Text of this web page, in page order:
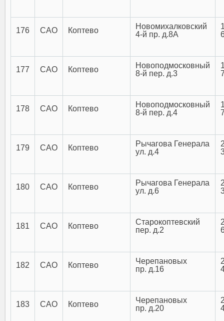
176 САО Коптево
Новомихалковский
4-й пр. д.8А
177 САО Коптево
Новоподмосковный
8-й пер. д.3
178 САО Коптево
Новоподмосковный
8-й пер. д.4
179 САО Коптево
Рычагова Генерала
ул. д.4
180 САО Коптево
Рычагова Генерала
ул. д.6
181 САО Коптево
Старокоптевский
пер. д.2
182 САО Коптево
Черепановых
пр. д.16
183 САО Коптево
Черепановых
пр. д.20